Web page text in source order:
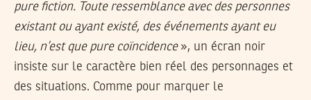
pure fiction. Toute ressemblance avec des personnes
existant ou ayant existé, des événements ayant eu
lieu, n’est que pure coïncidence», un écran noir
insiste sur le caractère bien réel des personnages et
des situations. Comme pour marquer le